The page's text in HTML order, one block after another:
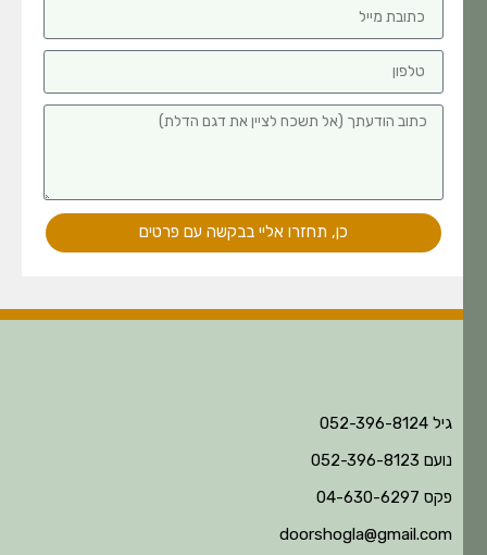
כן, תחזרו אליי בבקשה עם פרטים
גיל 052-396-8124
נועם 052-396-8123
פקס 04-630-6297
doorshogla@gmail.com